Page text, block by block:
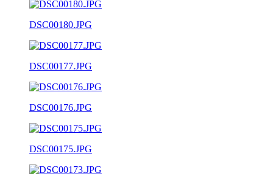
DSC00180.JPG
DSC00177.JPG
DSC00176.JPG
DSC00175.JPG